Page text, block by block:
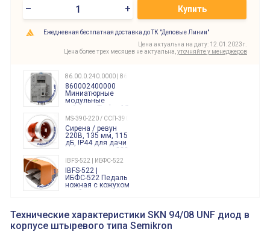
– + Купить
Ежедневная бесплатная доставка до ТК "Деловые Линии"
Цена актуальна на дату: 12.01.2023г.
Цена более трех месяцев не актуальна, уточняйте у менеджеров
86.00.0.240.0000 | 860002400000
860002400000
Миниатюрные
модульные
таймеры Finder, 12-
240 Вольт AC/DC
Finder
86.00.0.240.0000
MS-390-220 / ССП-390 220В
Сирена / ревун
220В, 135 мм, 115
дБ, IP44 для дачи
производства 220
Вольт звук ситены
"пожарная
тревога"
IBFS-522 | ИБФС-522
IBFS-522 |
ИБФС-522 Педаль
ножная с кожухом
двойная,
15Ампер 250В
XVR13M05L
Маячок
вращающийся
Технические характеристики SKN 94/08 UNF диод в
корпусе штыревого типа Semikron